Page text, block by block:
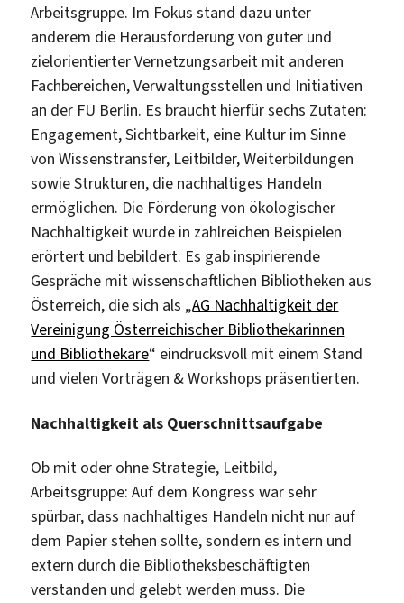
Arbeitsgruppe. Im Fokus stand dazu unter
anderem die Herausforderung von guter und
zielorientierter Vernetzungsarbeit mit anderen
Fachbereichen, Verwaltungsstellen und Initiativen
an der FU Berlin. Es braucht hierfür sechs Zutaten:
Engagement, Sichtbarkeit, eine Kultur im Sinne
von Wissenstransfer, Leitbilder, Weiterbildungen
sowie Strukturen, die nachhaltiges Handeln
ermöglichen. Die Förderung von ökologischer
Nachhaltigkeit wurde in zahlreichen Beispielen
erörtert und bebildert. Es gab inspirierende
Gespräche mit wissenschaftlichen Bibliotheken aus
Österreich, die sich als „AG Nachhaltigkeit der
Vereinigung Österreichischer Bibliothekarinnen
und Bibliothekare“ eindrucksvoll mit einem Stand
und vielen Vorträgen & Workshops präsentierten.
Nachhaltigkeit als Querschnittsaufgabe
Ob mit oder ohne Strategie, Leitbild,
Arbeitsgruppe: Auf dem Kongress war sehr
spürbar, dass nachhaltiges Handeln nicht nur auf
dem Papier stehen sollte, sondern es intern und
extern durch die Bibliotheksbeschäftigten
verstanden und gelebt werden muss. Die